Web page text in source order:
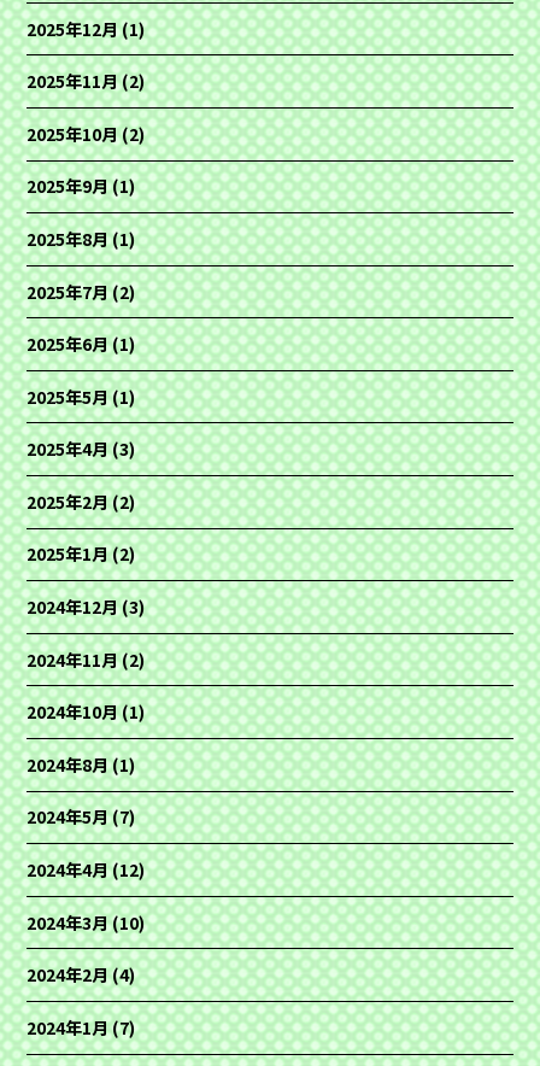
2025年12月(1)
2025年11月(2)
2025年10月(2)
2025年9月(1)
2025年8月(1)
2025年7月(2)
2025年6月(1)
2025年5月(1)
2025年4月(3)
2025年2月(2)
2025年1月(2)
2024年12月(3)
2024年11月(2)
2024年10月(1)
2024年8月(1)
2024年5月(7)
2024年4月(12)
2024年3月(10)
2024年2月(4)
2024年1月(7)